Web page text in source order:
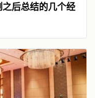
后总结的几个经